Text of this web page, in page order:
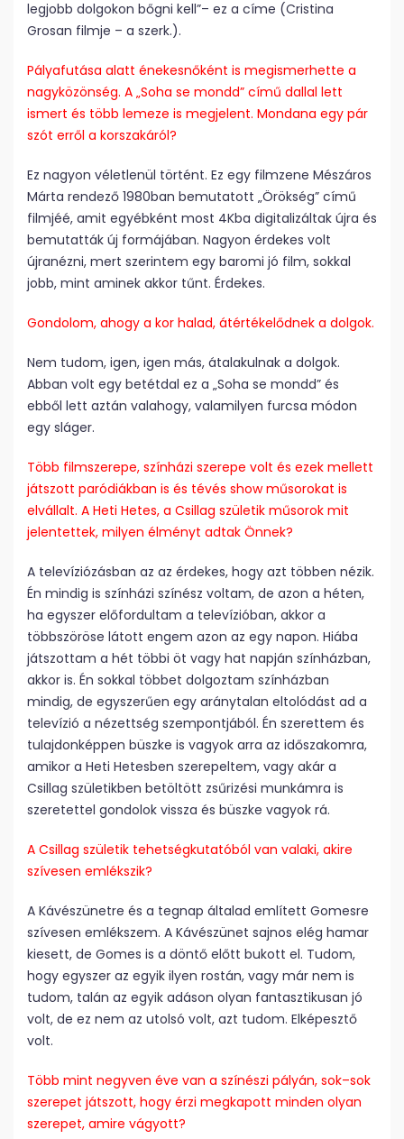
legjobb dolgokon bőgni kell”– ez a címe (Cristina
Grosan filmje – a szerk.).
Pályafutása alatt énekesnőként is megismerhette a
nagyközönség. A „Soha se mondd” című dallal lett
ismert és több lemeze is megjelent. Mondana egy pár
szót erről a korszakáról?
Ez nagyon véletlenül történt. Ez egy filmzene Mészáros
Márta rendező 1980ban bemutatott „Örökség” című
filmjéé, amit egyébként most 4Kba digitalizáltak újra és
bemutatták új formájában. Nagyon érdekes volt
újranézni, mert szerintem egy baromi jó film, sokkal
jobb, mint aminek akkor tűnt. Érdekes.
Gondolom, ahogy a kor halad, átértékelődnek a dolgok.
Nem tudom, igen, igen más, átalakulnak a dolgok.
Abban volt egy betétdal ez a „Soha se mondd” és
ebből lett aztán valahogy, valamilyen furcsa módon
egy sláger.
Több filmszerepe, színházi szerepe volt és ezek mellett
játszott paródiákban is és tévés show műsorokat is
elvállalt. A Heti Hetes, a Csillag születik műsorok mit
jelentettek, milyen élményt adtak Önnek?
A televíziózásban az az érdekes, hogy azt többen nézik.
Én mindig is színházi színész voltam, de azon a héten,
ha egyszer előfordultam a televízióban, akkor a
többszöröse látott engem azon az egy napon. Hiába
játszottam a hét többi öt vagy hat napján színházban,
akkor is. Én sokkal többet dolgoztam színházban
mindig, de egyszerűen egy aránytalan eltolódást ad a
televízió a nézettség szempontjából. Én szerettem és
tulajdonképpen büszke is vagyok arra az időszakomra,
amikor a Heti Hetesben szerepeltem, vagy akár a
Csillag születikben betöltött zsűrizési munkámra is
szeretettel gondolok vissza és büszke vagyok rá.
A Csillag születik tehetségkutatóból van valaki, akire
szívesen emlékszik?
A Kávészünetre és a tegnap általad említett Gomesre
szívesen emlékszem. A Kávészünet sajnos elég hamar
kiesett, de Gomes is a döntő előtt bukott el. Tudom,
hogy egyszer az egyik ilyen rostán, vagy már nem is
tudom, talán az egyik adáson olyan fantasztikusan jó
volt, de ez nem az utolsó volt, azt tudom. Elképesztő
volt.
Több mint negyven éve van a színészi pályán, sok–sok
szerepet játszott, hogy érzi megkapott minden olyan
szerepet, amire vágyott?